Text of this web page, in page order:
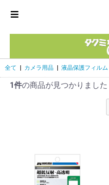
全て | カメラ用品 | 液晶保護フィルム
1件の商品が見つかりました